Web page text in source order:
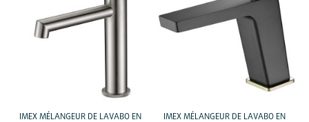
IMEX MÉLANGEUR DE LAVABO EN
IMEX MÉLANGEUR DE LAVABO EN